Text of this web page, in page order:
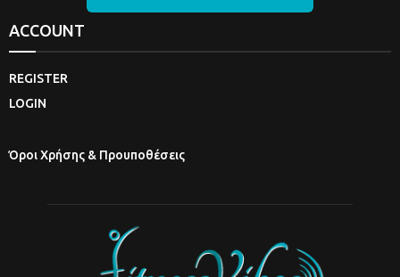
ACCOUNT
REGISTER
LOGIN
Όροι Χρήσης & Προυποθέσεις